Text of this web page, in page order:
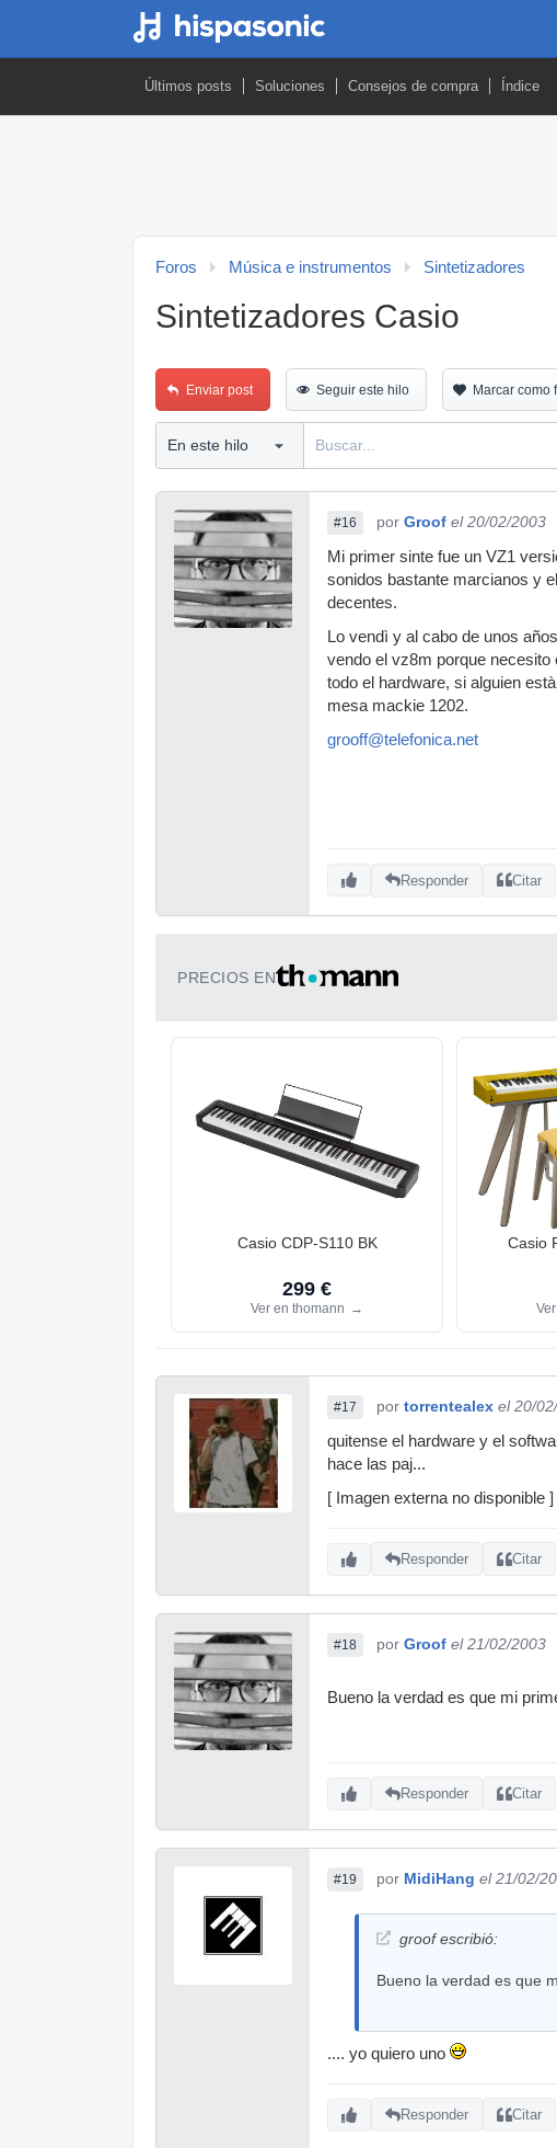
Últimos posts Soluciones Consejos de compra Índice
Foros Música e instrumentos Sintetizadores
Sintetizadores Casio
Enviar post Seguir este hilo Marcar como
#16 por Groof el 20/02/2003
Mi primer sinte fue un VZ1
sonidos bastante marcianos y
decentes.
Lo vendì y al cabo de unos
vendo el vz8m porque
todo el hardware, si alguien
mesa mackie 1202.
grooff@telefonica.net
Responder Citar
PRECIOS EN
Casio CDP-S110 BK
299 €
Ver en thomann →
Casio
#17 por torrentealex el 20/
quitense el hardware y el
hace las paj...
[ Imagen externa no disponible ]
Responder Citar
#18 por Groof el 21/02/2003
Bueno la verdad es que mi
Responder Citar
#19 por MidiHang el 21/02/
groof escribió:
Bueno la verdad es que
.... yo quiero uno
Responder Citar